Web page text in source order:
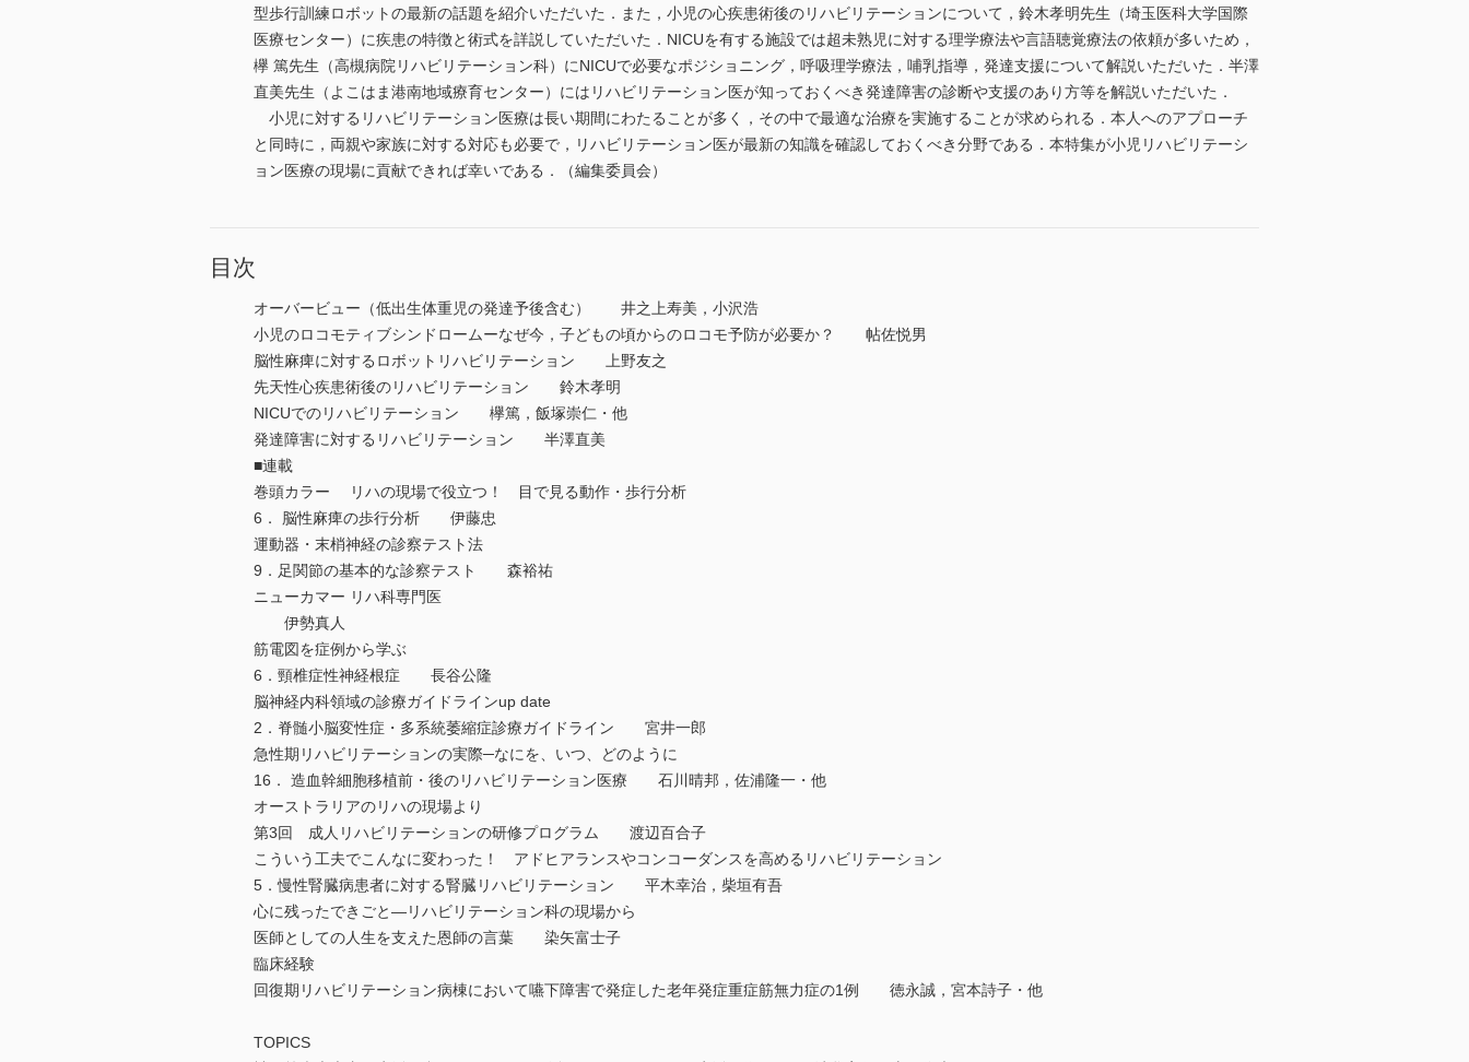
型歩行訓練ロボットの最新の話題を紹介いただいた．また，小児の心疾患術後のリハビリテーションについて，鈴木孝明先生（埼玉医科大学国際
医療センター）に疾患の特徴と術式を詳説していただいた．NICUを有する施設では超未熟児に対する理学療法や言語聴覚療法の依頼が多いため，
欅 篤先生（高槻病院リハビリテーション科）にNICUで必要なポジショニング，呼吸理学療法，哺乳指導，発達支援について解説いただいた．半澤
直美先生（よこはま港南地域療育センター）にはリハビリテーション医が知っておくべき発達障害の診断や支援のあり方等を解説いただいた．
小児に対するリハビリテーション医療は長い期間にわたることが多く，その中で最適な治療を実施することが求められる．本人へのアプローチ
と同時に，両親や家族に対する対応も必要で，リハビリテーション医が最新の知識を確認しておくべき分野である．本特集が小児リハビリテーシ
ョン医療の現場に貢献できれば幸いである．（編集委員会）
目次
オーバービュー（低出生体重児の発達予後含む） 井之上寿美，小沢浩
小児のロコモティブシンドロームーなぜ今，子どもの頃からのロコモ予防が必要か？ 帖佐悦男
脳性麻痺に対するロボットリハビリテーション 上野友之
先天性心疾患術後のリハビリテーション 鈴木孝明
NICUでのリハビリテーション 欅篤，飯塚崇仁・他
発達障害に対するリハビリテーション 半澤直美
■連載
巻頭カラー リハの現場で役立つ！ 目で見る動作・歩行分析
6． 脳性麻痺の歩行分析 伊藤忠
運動器・末梢神経の診察テスト法
9．足関節の基本的な診察テスト 森裕祐
ニューカマー リハ科専門医
伊勢真人
筋電図を症例から学ぶ
6．頸椎症性神経根症 長谷公隆
脳神経内科領域の診療ガイドラインup date
2．脊髄小脳変性症・多系統萎縮症診療ガイドライン 宮井一郎
急性期リハビリテーションの実際─なにを、いつ、どのように
16． 造血幹細胞移植前・後のリハビリテーション医療 石川晴邦，佐浦隆一・他
オーストラリアのリハの現場より
第3回 成人リハビリテーションの研修プログラム 渡辺百合子
こういう工夫でこんなに変わった！ アドヒアランスやコンコーダンスを高めるリハビリテーション
5．慢性腎臓病患者に対する腎臓リハビリテーション 平木幸治，柴垣有吾
心に残ったできごと―リハビリテーション科の現場から
医師としての人生を支えた恩師の言葉 染矢富士子
臨床経験
回復期リハビリテーション病棟において嚥下障害で発症した老年発症重症筋無力症の1例 徳永誠，宮本詩子・他
TOPICS